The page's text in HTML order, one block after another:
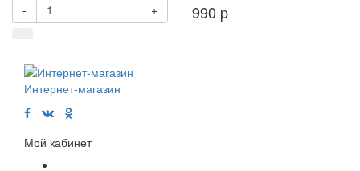
- + 990 p
Интернет-магазин
Мой кабинет